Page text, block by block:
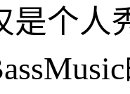
是个人